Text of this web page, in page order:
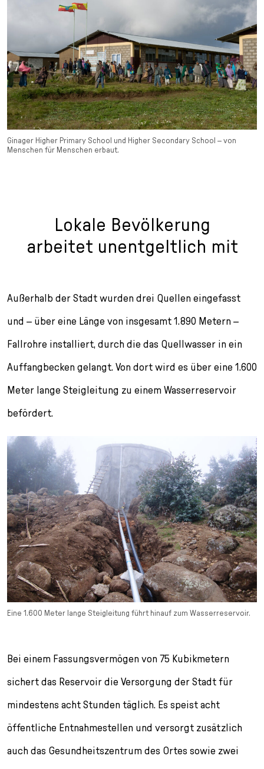
Ginager Higher Primary School und Higher Secondary School – von
Menschen für Menschen erbaut.
Lokale Bevölkerung
arbeitet unentgeltlich mit
Außerhalb der Stadt wurden drei Quellen eingefasst
und – über eine Länge von insgesamt 1.890 Metern –
Fallrohre installiert, durch die das Quellwasser in ein
Auffangbecken gelangt. Von dort wird es über eine 1.600
Meter lange Steigleitung zu einem Wasserreservoir
befördert.
Eine 1.600 Meter lange Steigleitung führt hinauf zum Wasserreservoir.
Bei einem Fassungsvermögen von 75 Kubikmetern
sichert das Reservoir die Versorgung der Stadt für
mindestens acht Stunden täglich. Es speist acht
öffentliche Entnahmestellen und versorgt zusätzlich
auch das Gesundheitszentrum des Ortes sowie zwei